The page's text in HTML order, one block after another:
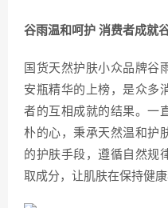
谷雨温和呵护 消费者成就
国货天然护肤小众品牌谷
安瓶精华的上榜，是众多
者的互相成就的结果。一
朴的心，秉承天然温和护
的护肤手段，遵循自然规
取成分，让肌肤在保持健